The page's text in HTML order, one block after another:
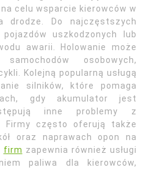
celu wsparcie kierowców w
drodze. Do najczęstszych
uszkodzonych lub
awarii. Holowanie może
osobowych,
Kolejną popularną usługą
silników, które pomaga
gdy akumulator jest
inne problemy z
Firmy często oferują także
oraz naprawach opon na
firm zapewnia również usługi
paliwa dla kierowców,